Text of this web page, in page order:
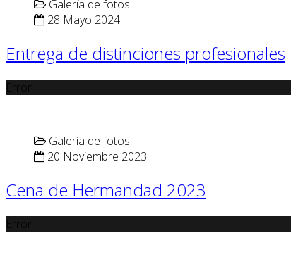
Galería de fotos
28 Mayo 2024
Entrega de distinciones profesionales
Galería de fotos
20 Noviembre 2023
Cena de Hermandad 2023